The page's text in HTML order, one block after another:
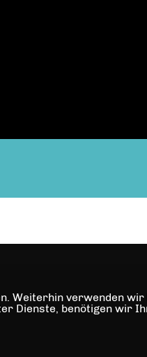
Weiterhin verwenden
Dienste, benötigen wir